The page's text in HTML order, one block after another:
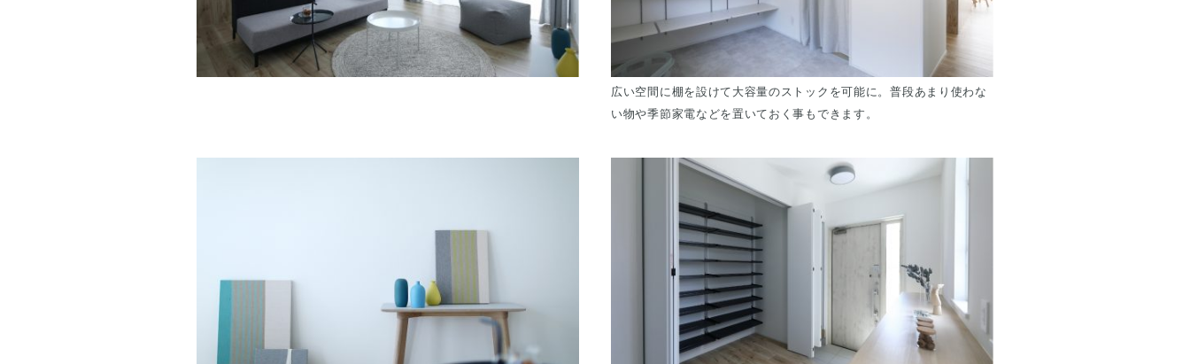
広い空間に棚を設けて大容量のストックを可能に。普段あまり使わな
い物や季節家電などを置いておく事もできます。